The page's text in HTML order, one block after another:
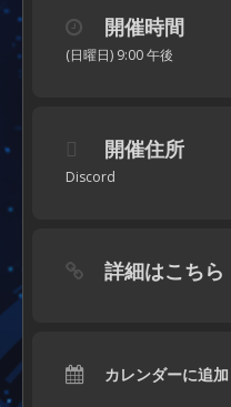
開催時間
(日曜日) 9:00 午後
開催住所
Discord
詳細はこちら
カレンダーに追加